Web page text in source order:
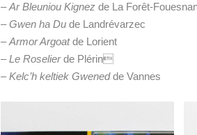
–Ar Bleuniou Kignez de La Forêt-
–Gwen ha Du de Landrévarzec
–Armor Argoatde Lorient
–Le Roselierde Plérin
–Kelc’h keltiek Gwenedde Vannes